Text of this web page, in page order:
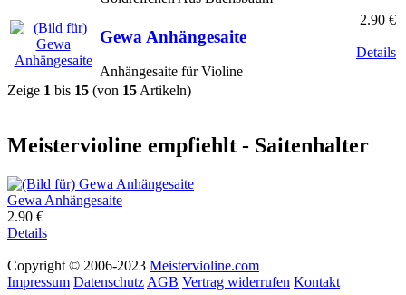
Gewa Anhängesaite
Anhängesaite für Violine
2.90 €
Details
Zeige 1 bis 15 (von 15 Artikeln)
Meistervioline empfiehlt - Saitenhalter
Gewa Anhängesaite
2.90 €
Details
Copyright © 2006-2023 Meistervioline.com
Impressum Datenschutz AGB Vertrag widerrufen Kontakt